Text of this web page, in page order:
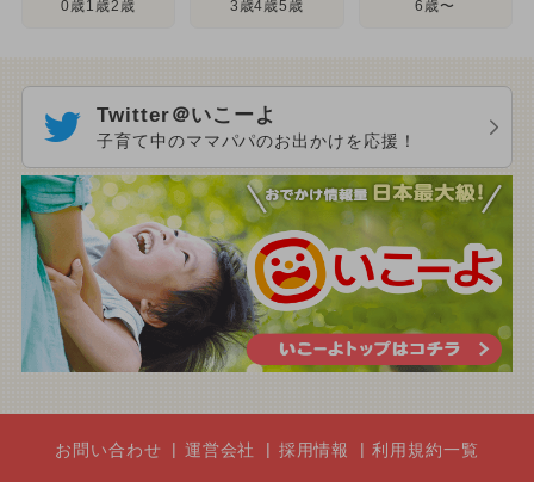
0歳1歳2歳 3歳4歳5歳 6歳〜
Twitter＠いこーよ
子育て中のママパパのお出かけを応援！
お問い合わせ 運営会社 採用情報 利用規約一覧